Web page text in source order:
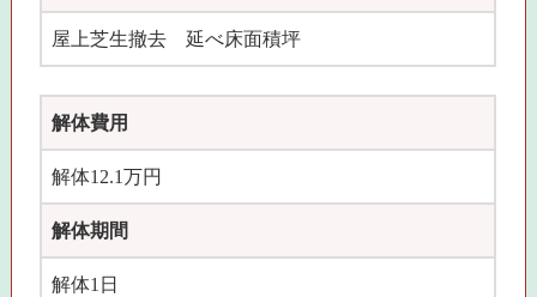
屋上芝生撤去 延べ床面積坪
解体費用
解体12.1万円
解体期間
解体1日